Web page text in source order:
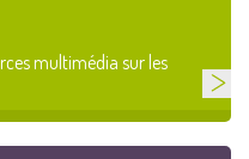
multimédia sur les